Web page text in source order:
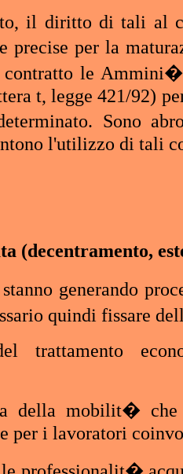
il diritto di tali al
precise per la
contratto le
t, legge 421/92)
Sono
l'utilizzo di tali
(decentramento,
generando
quindi fissare
trattamento
della mobilit�
per i lavoratori